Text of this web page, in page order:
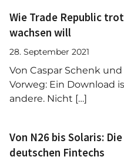
Wie Trade Republic
wachsen will
28. September 2021
Von Caspar Schenk
Vorweg: Ein Download
andere. Nicht […]
Von N26 bis Solaris:
deutschen Fintechs